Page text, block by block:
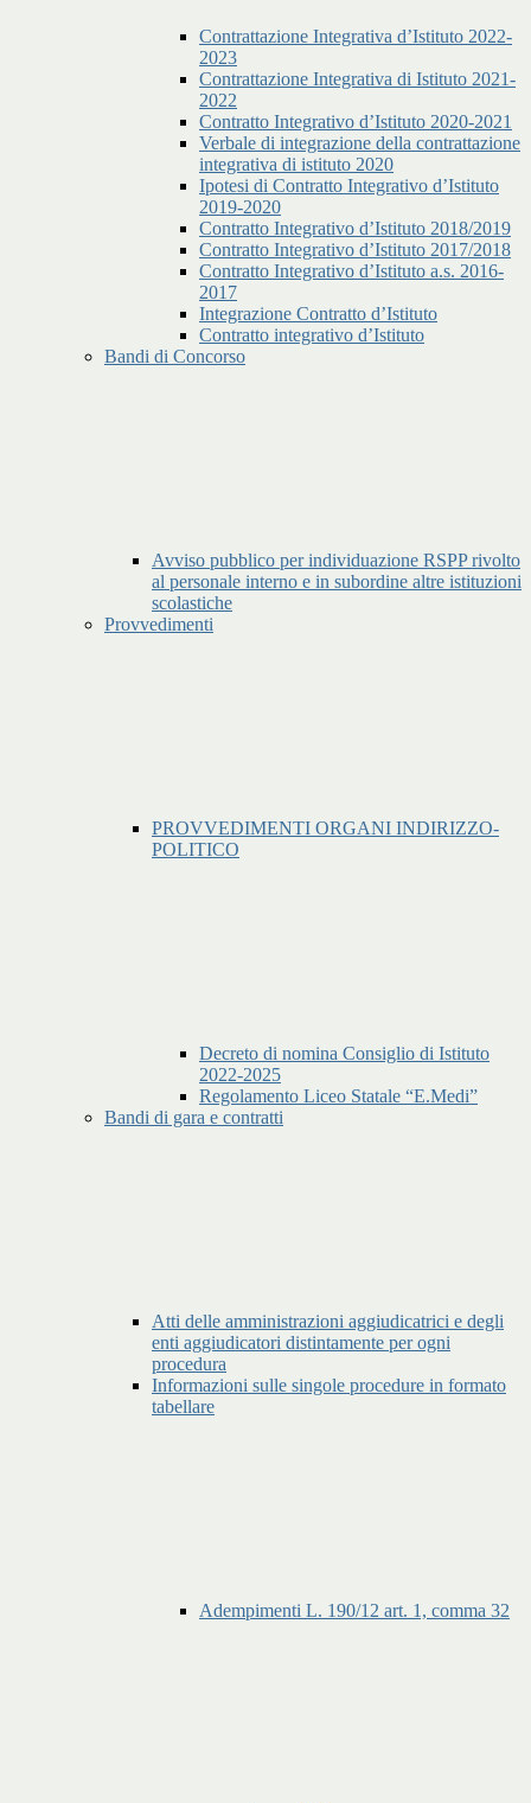
Contrattazione Integrativa d’Istituto 2022-
2023
Contrattazione Integrativa di Istituto 2021-
2022
Contratto Integrativo d’Istituto 2020-2021
Verbale di integrazione della contrattazione
integrativa di istituto 2020
Ipotesi di Contratto Integrativo d’Istituto
2019-2020
Contratto Integrativo d’Istituto 2018/2019
Contratto Integrativo d’Istituto 2017/2018
Contratto Integrativo d’Istituto a.s. 2016-
2017
Integrazione Contratto d’Istituto
Contratto integrativo d’Istituto
Bandi di Concorso
Avviso pubblico per individuazione RSPP rivolto
al personale interno e in subordine altre istituzioni
scolastiche
Provvedimenti
PROVVEDIMENTI ORGANI INDIRIZZO-
POLITICO
Decreto di nomina Consiglio di Istituto
2022-2025
Regolamento Liceo Statale “E.Medi”
Bandi di gara e contratti
Atti delle amministrazioni aggiudicatrici e degli
enti aggiudicatori distintamente per ogni
procedura
Informazioni sulle singole procedure in formato
tabellare
Adempimenti L. 190/12 art. 1, comma 32